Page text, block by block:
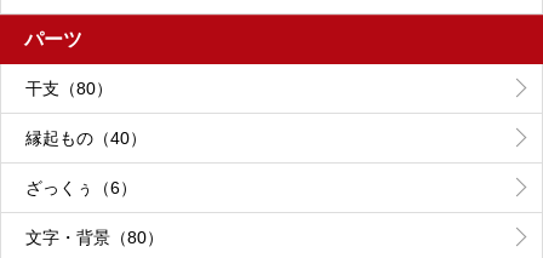
パーツ
干支（80）
縁起もの（40）
ざっくぅ（6）
文字・背景（80）